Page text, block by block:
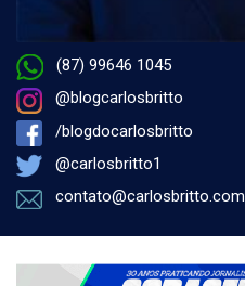
(87) 99646 1045
@blogcarlosbritto
/blogdocarlosbritto
@carlosbritto1
contato@carlosbritto.com